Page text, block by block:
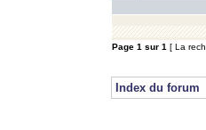
Page 1 sur 1 [ La
Index du forum